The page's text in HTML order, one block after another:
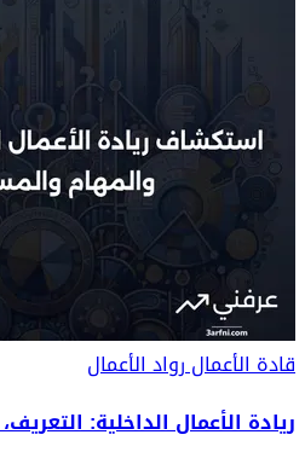
قادة الأعمالرواد الأعمال
ريادة الأعمال الداخلية: